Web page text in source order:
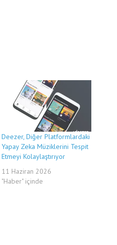
Deezer, Diğer Platformlardaki
Yapay Zeka Müziklerini Tespit
Etmeyi Kolaylaştırıyor
11 Haziran 2026
"Haber" içinde